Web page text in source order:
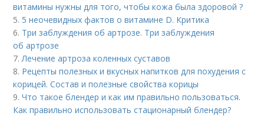
витамины нужны для того, чтобы кожа была здоровой ?
5. 5 неочевидных фактов о витамине D. Критика
6. Три заблуждения об артрозе. Три заблуждения
об артрозе
7.Лечение артроза коленных суставов
8. Рецепты полезных и вкусных напитков для похудения с
корицей. Состав и полезные свойства корицы
9.Что такое блендер и как им правильно пользоваться.
Как правильно использовать стационарный блендер?